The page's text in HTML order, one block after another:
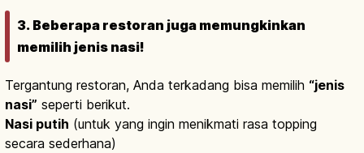
3. Beberapa restoran juga memungkinkan
memilih jenis nasi!
Tergantung restoran, Anda terkadang bisa memilih “jenis
nasi” seperti berikut.
Nasi putih (untuk yang ingin menikmati rasa topping
secara sederhana)